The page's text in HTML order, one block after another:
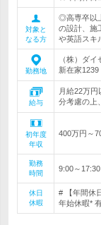
対象と
なる方
◎高専卒以
の設計、施
や英語スキ
勤務地
（株）ダ
新在家1239
給与
月給22万
分考慮の上
初年度
年収
400万円～
勤務
時間
9:00～
休日
休暇
# 【年間休
年始休暇*